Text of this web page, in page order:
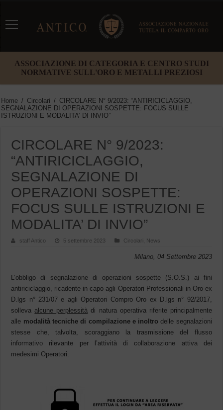
ASSOCIAZIONE DI CATEGORIA E CENTRO STUDI
NORMATIVE SULL'ORO E METALLI PREZIOSI
Home / Circolari / CIRCOLARE N° 9/2023: “ANTIRICICLAGGIO,
SEGNALAZIONE DI OPERAZIONI SOSPETTE: FOCUS SULLE
ISTRUZIONI E MODALITA’ DI INVIO”
CIRCOLARE N° 9/2023:
“ANTIRICICLAGGIO,
SEGNALAZIONE DI
OPERAZIONI SOSPETTE:
FOCUS SULLE ISTRUZIONI E
MODALITA’ DI INVIO”
staff Antico 5 settembre 2023 Circolari News
Milano, 04 Settembre 2023
L’obbligo di segnalazione di operazioni sospette (S.O.S.) ai fini
antiriciclaggio, ricadente in capo agli Operatori Professionali in Oro ex
D.lgs n° 231/07 e agli Operatori Compro Oro ex D.lgs n° 92/2017,
sollevaalcune perplessità di natura operativa riferite principalmente
alle modalità tecniche di compilazione e inoltro delle segnalazioni
stesse che, talvolta, scoraggiano la trasmissione del flusso
informativo rilevante per l’attività di collaborazione attiva dei
medesimi Operatori.